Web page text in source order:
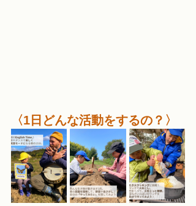
〈1日どんな活動をするの？〉